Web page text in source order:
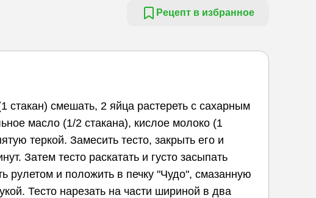
Рецепт в избранное
смешать, 2 яйца растереть с сахарным
масло (1/2 стакана), кислое молоко (1
теркой. Замесить тесто, закрыть его и
Затем тесто раскатать и густо засыпать
рулетом и положить в печку "Чудо", смазанную
Тесто нарезать на части шириной в два